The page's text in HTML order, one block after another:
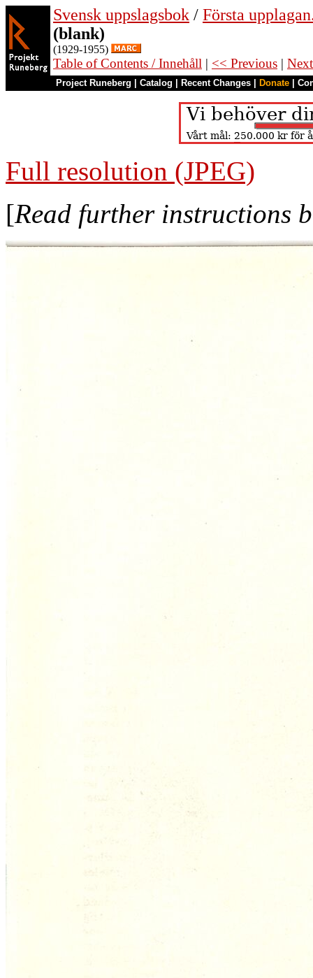
Svensk uppslagsbok / Första
(blank)
(1929-1955)
Table of Contents / Innehåll | << Previous |
Project Runeberg Catalog Recent Changes Donate
Full resolution (JPEG)
[Read further instructions